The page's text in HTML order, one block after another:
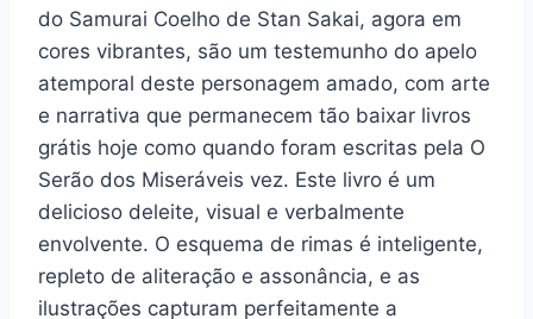
do Samurai Coelho de Stan Sakai, agora em
cores vibrantes, são um testemunho do apelo
atemporal deste personagem amado, com arte
e narrativa que permanecem tão baixar livros
grátis hoje como quando foram escritas pela O
Serão dos Miseráveis vez. Este livro é um
delicioso deleite, visual e verbalmente
envolvente. O esquema de rimas é inteligente,
repleto de aliteração e assonância, e as
ilustrações capturam perfeitamente a